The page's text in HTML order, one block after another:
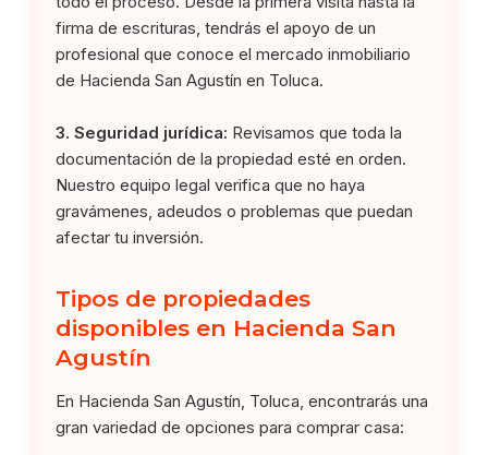
firma de escrituras, tendrás el apoyo de un
profesional que conoce el mercado inmobiliario
de Hacienda San Agustín en Toluca.
3. Seguridad jurídica: Revisamos que toda la
documentación de la propiedad esté en orden.
Nuestro equipo legal verifica que no haya
gravámenes, adeudos o problemas que puedan
afectar tu inversión.
Tipos de propiedades
disponibles en Hacienda San
Agustín
En Hacienda San Agustín, Toluca, encontrarás una
gran variedad de opciones para comprar casa: